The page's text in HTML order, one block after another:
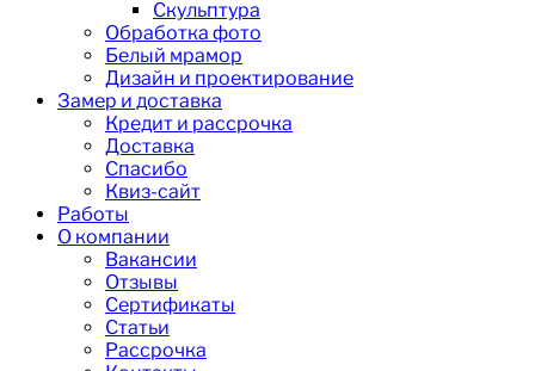
Скульптура
Обработка фото
Белый мрамор
Дизайн и проектирование
Замер и доставка
Кредит и рассрочка
Доставка
Спасибо
Квиз-сайт
Работы
О компании
Вакансии
Отзывы
Сертификаты
Статьи
Рассрочка